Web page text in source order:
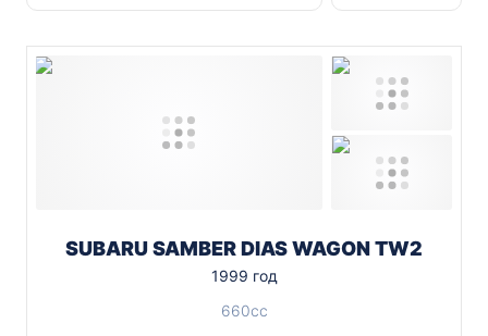
SUBARU SAMBER DIAS WAGON TW2
1999 год
660cc